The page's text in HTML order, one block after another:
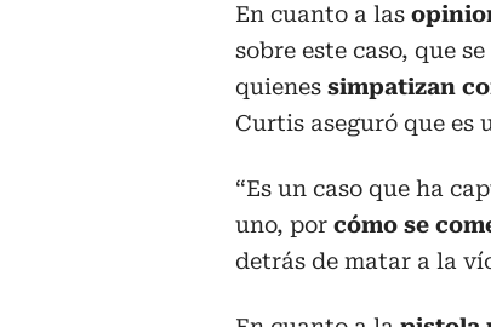
En cuanto a las
sobre este caso, que
quienes simpatizan
Curtis aseguró que es
“Es un caso que ha
uno, por cómo se
detrás de matar a la